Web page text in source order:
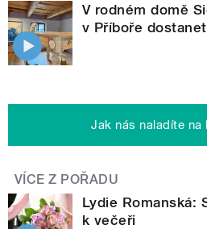
V rodném domě
v Příboře
Jak nás naladíte na
VÍCE Z POŘADU
Lydie Romanská:
k večeři